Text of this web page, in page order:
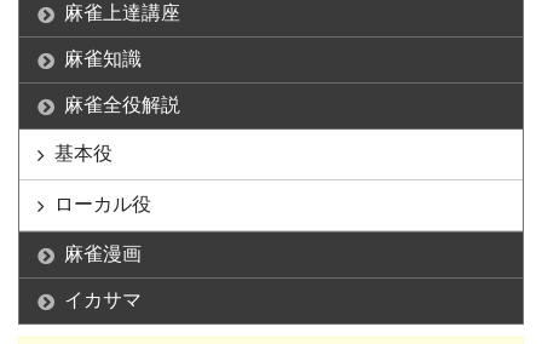
麻雀上達講座
麻雀知識
麻雀全役解説
基本役
ローカル役
麻雀漫画
イカサマ